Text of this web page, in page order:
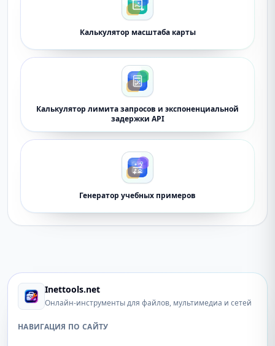
Калькулятор масштаба карты
Калькулятор лимита запросов и экспоненциальной
задержки API
Генератор учебных примеров
Inettools.net
Онлайн-инструменты для файлов, мультимедиа и сетей
НАВИГАЦИЯ ПО САЙТУ